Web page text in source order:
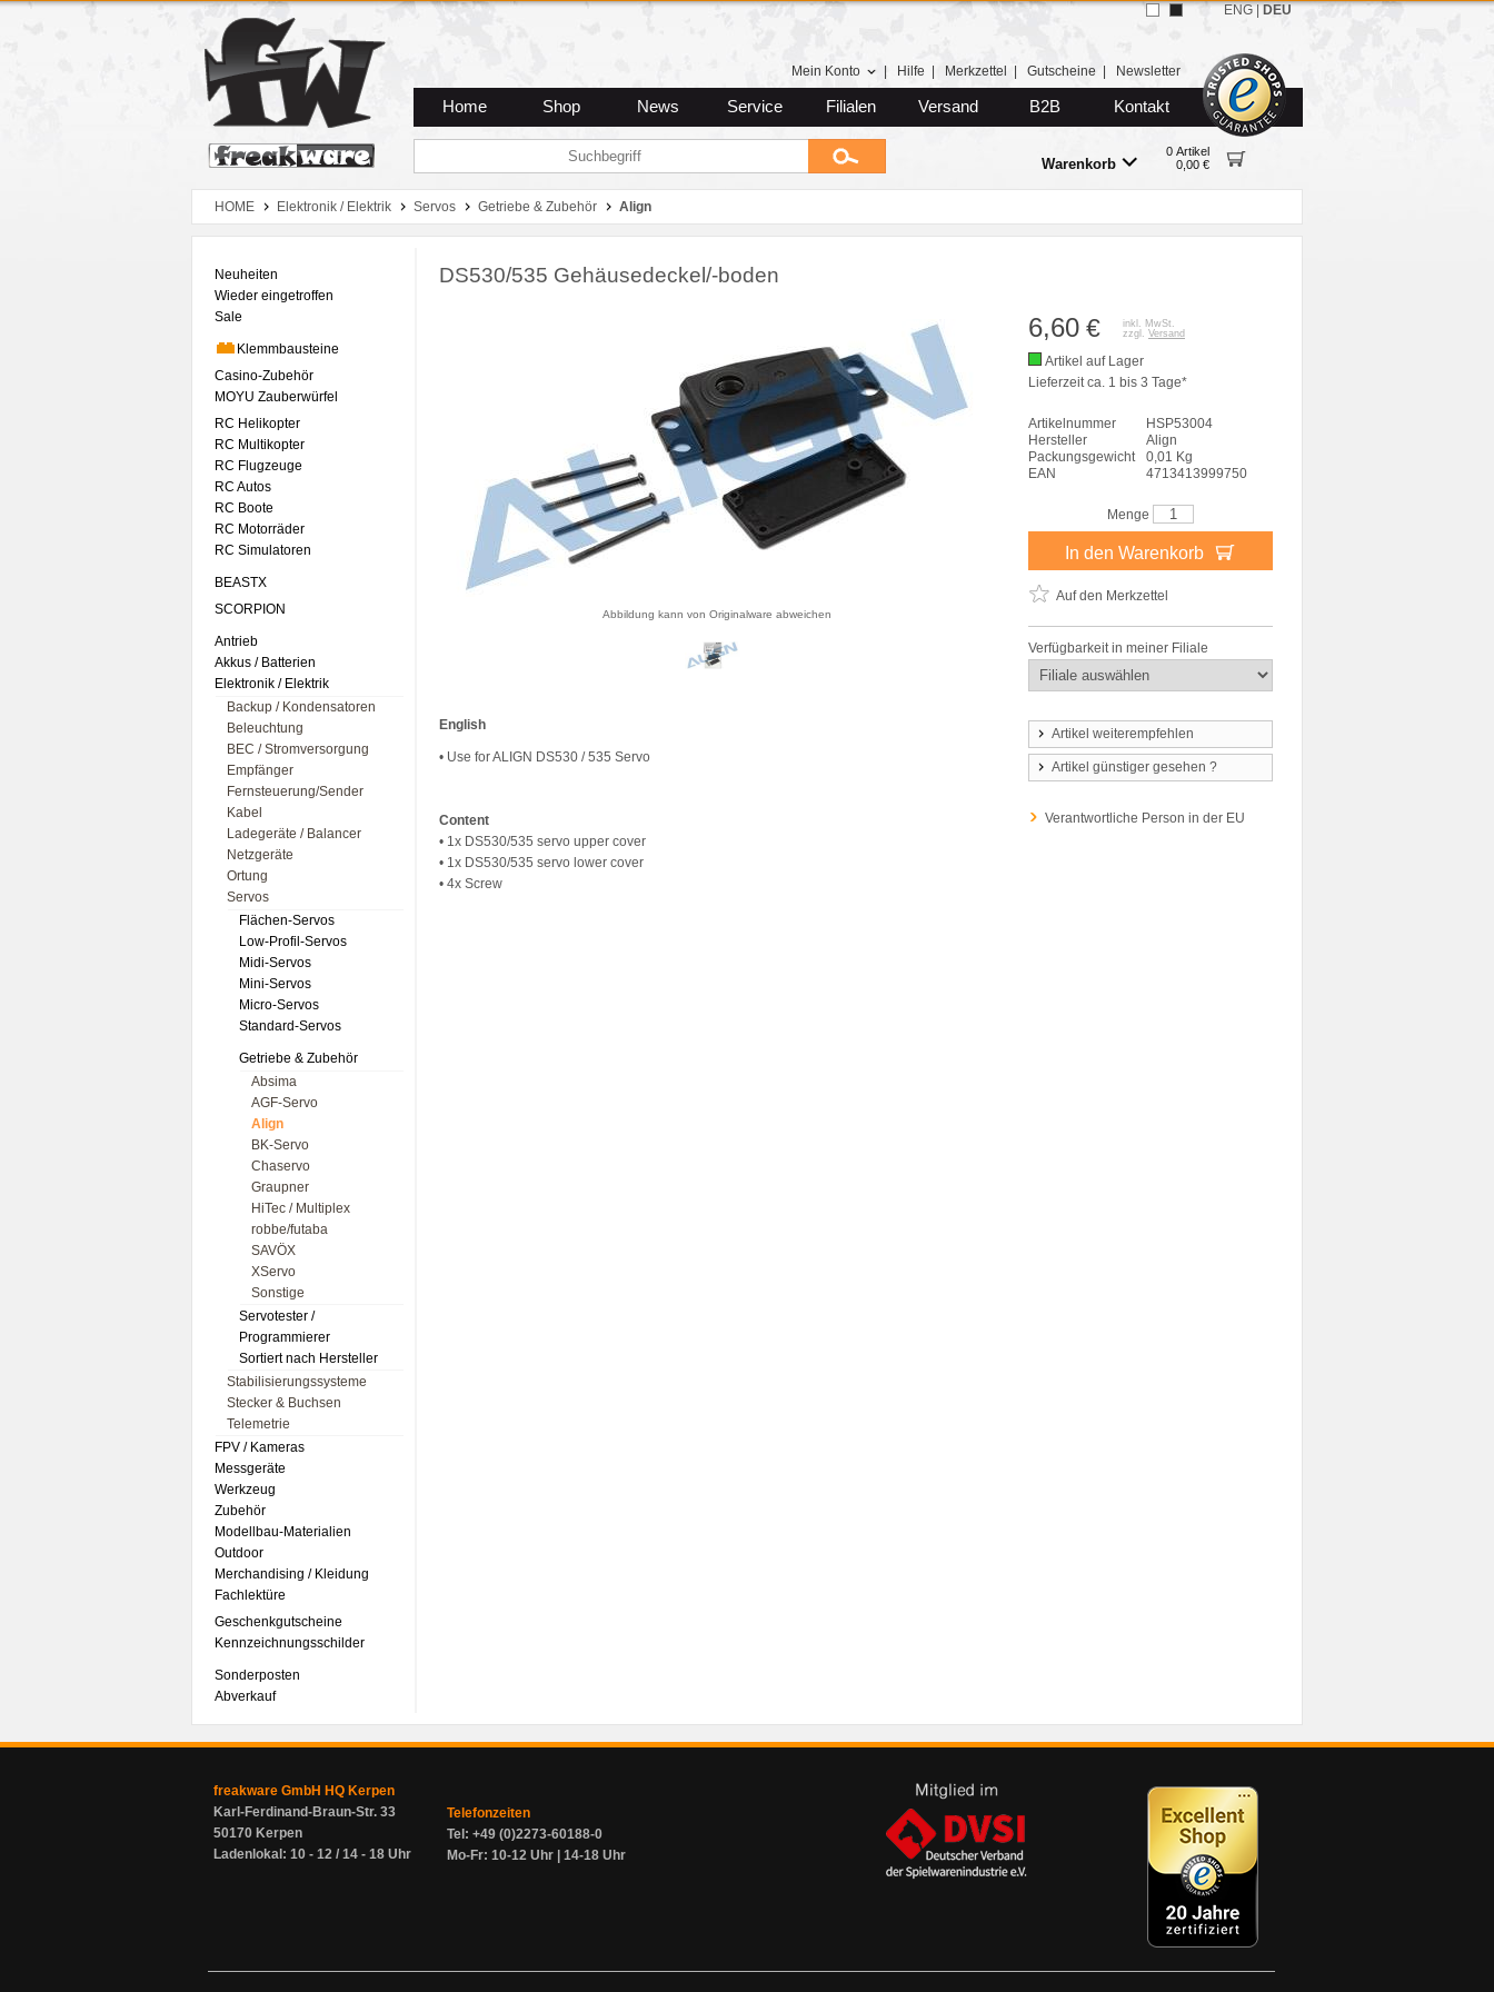
Zum Hauptmenue
Zum Seiteninhalt
Zum Warenkob
Mein Konto Hilfe Merkzettel Gutscheine Newsletter
Home Shop News Service Filialen Versand B2B Kontakt
Warenkorb
0 Artikel
0,00 €
ENG DEU
HOME Elektronik / Elektrik Servos Getriebe & Zubehör Align
Neuheiten
Wieder eingetroffen
Sale
Klemmbausteine
Casino-Zubehör
MOYU Zauberwürfel
RC Helikopter
RC Multikopter
RC Flugzeuge
RC Autos
RC Boote
RC Motorräder
RC Simulatoren
BEASTX
SCORPION
Antrieb
Akkus / Batterien
Elektronik / Elektrik
Backup / Kondensatoren
Beleuchtung
BEC / Stromversorgung
Empfänger
Fernsteuerung/Sender
Kabel
Ladegeräte / Balancer
Netzgeräte
Ortung
Servos
Flächen-Servos
Low-Profil-Servos
Midi-Servos
Mini-Servos
Micro-Servos
Standard-Servos
Getriebe & Zubehör
Absima
AGF-Servo
Align
BK-Servo
Chaservo
Graupner
HiTec / Multiplex
robbe/futaba
SAVÖX
XServo
Sonstige
Servotester /
Programmierer
Sortiert nach Hersteller
Stabilisierungssysteme
Stecker & Buchsen
Telemetrie
FPV / Kameras
Messgeräte
Werkzeug
Zubehör
Modellbau-Materialien
Outdoor
Merchandising / Kleidung
Fachlektüre
Geschenkgutscheine
Kennzeichnungsschilder
Sonderposten
Abverkauf
DS530/535 Gehäusedeckel/-boden
Abbildung kann von Originalware abweichen
English
• Use for ALIGN DS530 / 535 Servo
Content
• 1x DS530/535 servo upper cover
• 1x DS530/535 servo lower cover
• 4x Screw
6,60 €
inkl. MwSt.
zzgl. Versand
Artikel auf Lager
Lieferzeit ca. 1 bis 3 Tage*
Artikelnummer
HSP53004
Hersteller
Align
Packungsgewicht
0,01 Kg
EAN
4713413999750
Menge
In den Warenkorb
Auf den Merkzettel
Verfügbarkeit in meiner Filiale
Artikel weiterempfehlen
Artikel günstiger gesehen ?
Verantwortliche Person in der EU
freakware GmbH HQ Kerpen
Karl-Ferdinand-Braun-Str. 33
50170 Kerpen
Ladenlokal: 10 - 12 / 14 - 18 Uhr
Telefonzeiten
Tel: +49 (0)2273-60188-0
Mo-Fr: 10-12 Uhr | 14-18 Uhr